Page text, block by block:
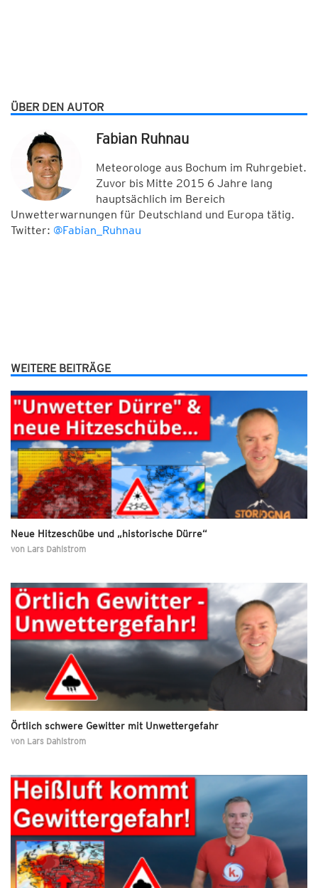
ÜBER DEN AUTOR
Fabian Ruhnau
Meteorologe aus Bochum im Ruhrgebiet.
Zuvor bis Mitte 2015 6 Jahre lang
hauptsächlich im Bereich
Unwetterwarnungen für Deutschland und Europa tätig.
Twitter: @Fabian_Ruhnau
WEITERE BEITRÄGE
Neue Hitzeschübe und „historische Dürre“
von Lars Dahlstrom
Örtlich schwere Gewitter mit Unwettergefahr
von Lars Dahlstrom